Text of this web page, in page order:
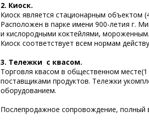
2. Киоск.
Киоск является стационарным объектом
Расположен в парке имени 900-летия г.
и кислородными коктейлями,
Киоск соответствует всем нормам
3. Тележки с квасом.
Торговля квасом в общественном
поставщиками продуктов. Тележки
оборудованием.
Послепродажное сопровождение, полный